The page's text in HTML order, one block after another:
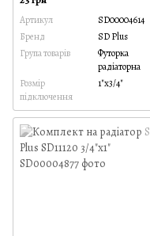
Артикул
SD00004614
Бренд
SD Plus
Група товарів
Футорка
радіаторна
Розмір
підключення
1"х3/4"